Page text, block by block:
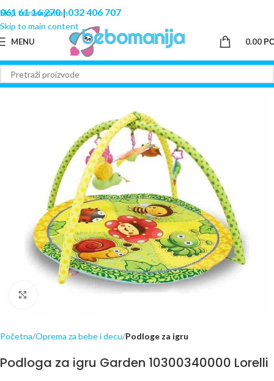
Skip to navigation
Skip to main content
061 61 16 270|032 406 707
MENU 0.00
Početna Oprema za bebe i decu Podloge za igru
Podloga za igru Garden 10300340000 Lorelli